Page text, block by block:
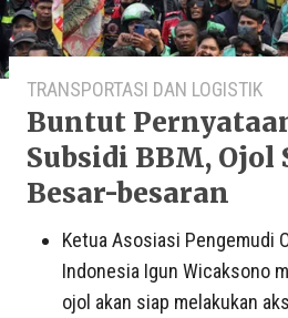
TRANSPORTASI DAN LOGISTIK
Buntut
Subsidi BBM, Ojol
Besar-besaran
Ketua Asosiasi Pengemudi
Indonesia Igun Wicaksono
ojol akan siap melakukan